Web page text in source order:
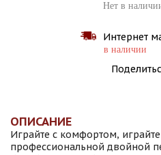
Нет в
Интернет
в наличии
ОПИСАНИЕ
Играйте с комфортом,
профессиональной двойной